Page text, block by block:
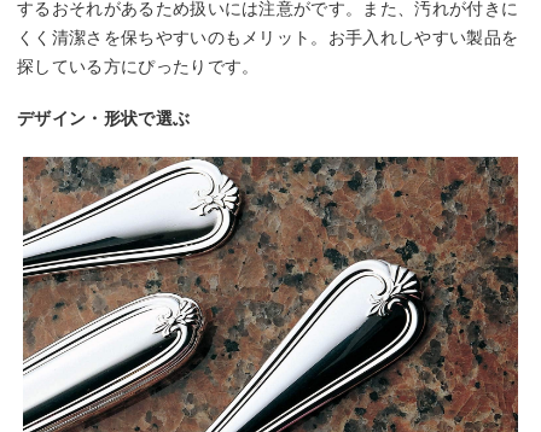
するおそれがあるため扱いには注意がです。また、汚れが付きに
くく清潔さを保ちやすいのもメリット。お手入れしやすい製品を
探している方にぴったりです。
デザイン・形状で選ぶ